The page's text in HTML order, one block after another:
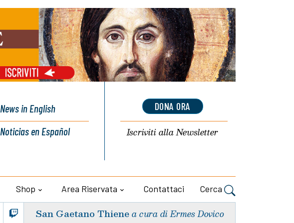
Newsin English
Noticiasen Español
DONA ORA
Iscriviti allaNewsletter
Shop Area Riservata Contattaci Cerca
San Gaetano Thiene a cura di Ermes Dovico